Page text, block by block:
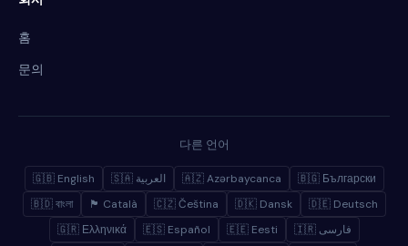
홈
문의
다른 언어
🇬🇧 English 🇸🇦 العربية 🇦🇿 Azərbaycanca
🇧🇬 Български
🇧🇩 বাংলা
🏴 Català 🇨🇿 Čeština 🇩🇰 Dansk
🇩🇪 Deutsch
🇬🇷 Ελληνικά
🇪🇸 Español 🇪🇪 Eesti 🇮🇷 فارسی